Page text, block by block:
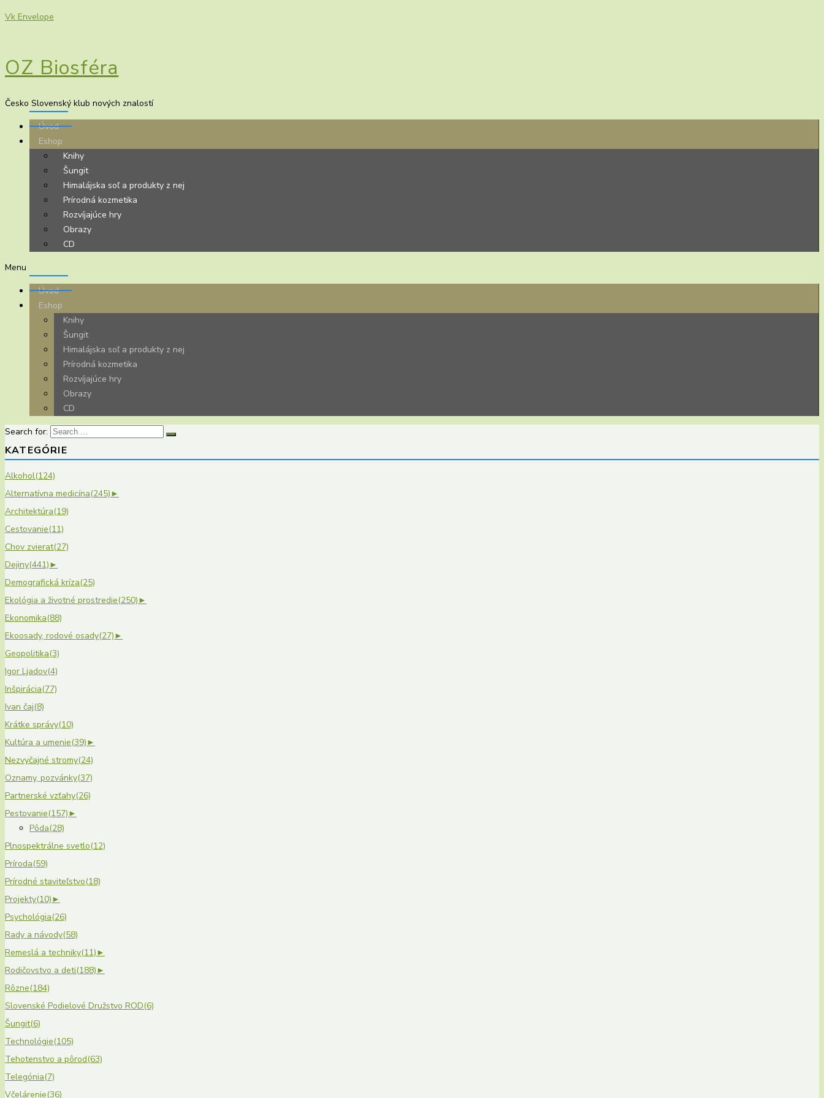
Vk Envelope
OZ Biosféra
Česko Slovenský klub nových znalostí
Úvod
Eshop
Knihy
Šungit
Himalájska soľ a produkty z nej
Prírodná kozmetika
Rozvíjajúce hry
Obrazy
CD
Menu
Úvod
Eshop
Knihy
Šungit
Himalájska soľ a produkty z nej
Prírodná kozmetika
Rozvíjajúce hry
Obrazy
CD
Search for:
KATEGÓRIE
Alkohol(124)
Alternatívna medicína(245)►
Architektúra(19)
Cestovanie(11)
Chov zvierat(27)
Dejiny(441)►
Demografická kríza(25)
Ekológia a životné prostredie(250)►
Ekonomika(88)
Ekoosady, rodové osady(27)►
Geopolitika(3)
Igor Ljadov(4)
Inšpirácia(77)
Ivan čaj(8)
Krátke správy(10)
Kultúra a umenie(39)►
Nezvyčajné stromy(24)
Oznamy, pozvánky(37)
Partnerské vzťahy(26)
Pestovanie(157)►
Pôda(28)
Plnospektrálne svetlo(12)
Príroda(59)
Prírodné staviteľstvo(18)
Projekty(10)►
Psychológia(26)
Rady a návody(58)
Remeslá a techniky(11)►
Rodičovstvo a deti(188)►
Rôzne(184)
Slovenské Podielové Družstvo ROD(6)
Šungit(6)
Technológie(105)
Tehotenstvo a pôrod(63)
Telegónia(7)
Včelárenie(36)